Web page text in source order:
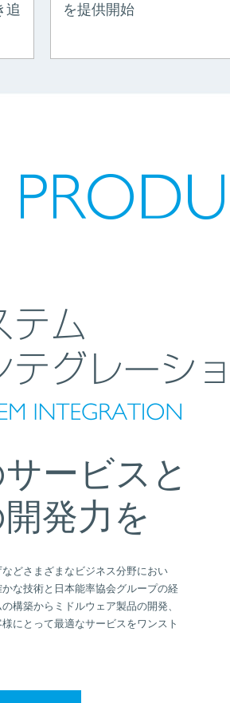
追
を提供開始
ービスと
発力を
どさまざまなビジネス分野におい
な技術と日本能率協会グループの経
構築からミドルウェア製品の開発、
にとって最適なサービスをワンスト